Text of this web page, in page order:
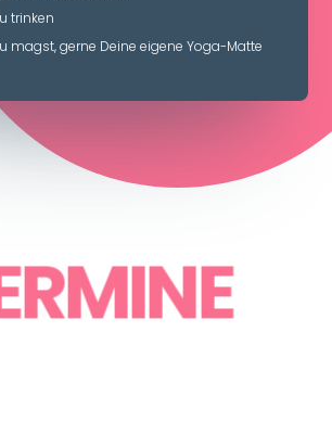
trinken
magst, gerne Deine eigene Yoga-Matte